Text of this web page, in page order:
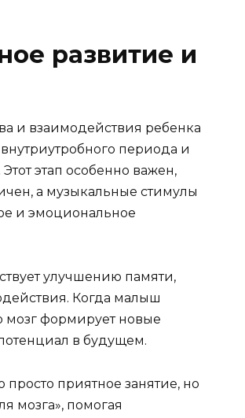
развитие и
и взаимодействия ребенка
периода и
этап особенно важен,
а музыкальные стимулы
и эмоциональное
улучшению памяти,
Когда малыш
мозг формирует новые
в будущем.
приятное занятие, но
мозга», помогая